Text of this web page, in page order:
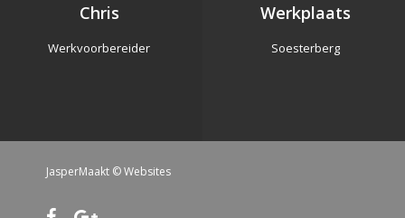
Chris
Werkvoorbereider
Werkplaats
Soesterberg
JasperMaakt© Websites